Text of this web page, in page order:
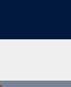
qui per richiedere